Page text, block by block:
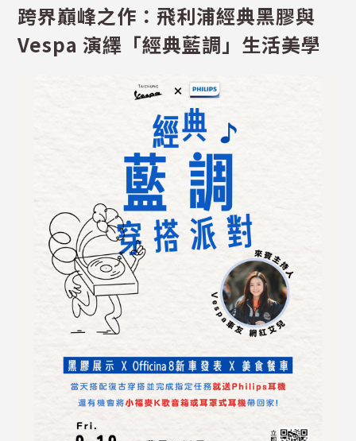
跨界巔峰之作：飛利浦經典黑膠與
Vespa 演繹「經典藍調」生活美學